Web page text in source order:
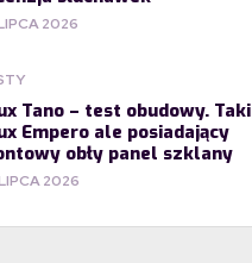
2026
Tano – test obudowy. Taki
Empero ale posiadający
obły panel szklany
2026